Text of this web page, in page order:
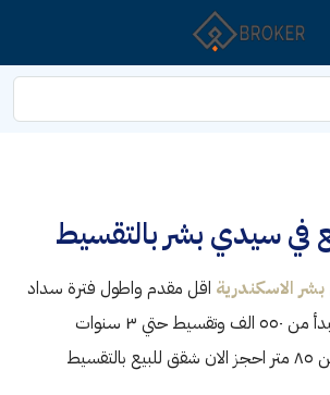
في سيدي بشر بالتقسيط
الاسكندرية اقل مقدم واطول فترة سداد
“استلام فوري” اسعار تبدأ من ٥٥٠ الف وتقسيط حتي ٣ سنوات
مساحات متنوعة تبدأ من ٨٥ متر احجز الان شقق للبيع بالتقسيط